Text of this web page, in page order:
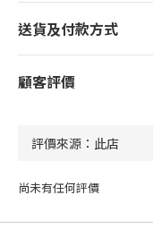
送貨及付款方式
顧客評價
尚未有任何評價